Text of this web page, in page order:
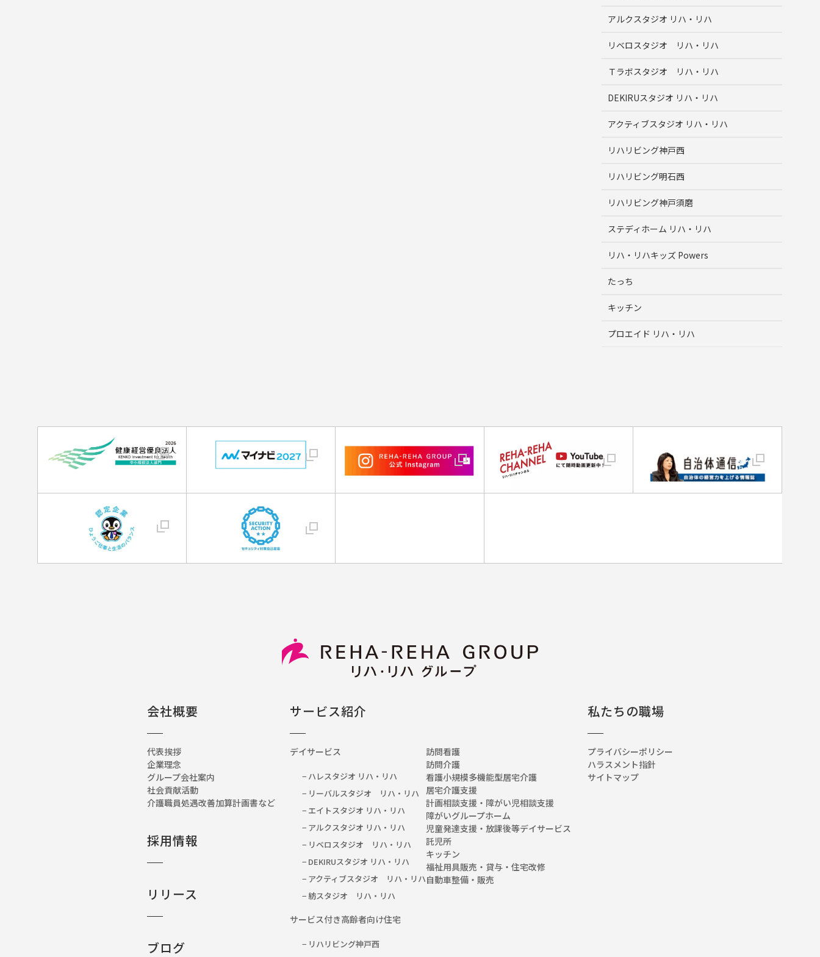
アルクスタジオ リハ・リハ
リベロスタジオ リハ・リハ
Ｔラボスタジオ リハ・リハ
DEKIRUスタジオ リハ・リハ
アクティブスタジオ リハ・リハ
リハリビング神戸西
リハリビング明石西
リハリビング神戸須磨
ステディホーム リハ・リハ
リハ・リハキッズ Powers
たっち
キッチン
プロエイド リハ・リハ
会社概要
代表挨拶
企業理念
グループ会社案内
社会貢献活動
介護職員処遇改善加算計画書など
採用情報
リリース
ブログ
サービス紹介
デイサービス
− ハレスタジオ リハ・リハ
− リーバルスタジオ リハ・リハ
− エイトスタジオ リハ・リハ
− アルクスタジオ リハ・リハ
− リベロスタジオ リハ・リハ
− DEKIRUスタジオ リハ・リハ
− アクティブスタジオ リハ・リハ
− 紡スタジオ リハ・リハ
サービス付き高齢者向け住宅
− リハリビング神戸西
訪問看護
訪問介護
看護小規模多機能型居宅介護
居宅介護支援
計画相談支援・障がい児相談支援
障がいグループホーム
児童発達支援・放課後等デイサービス
託児所
キッチン
福祉用具販売・貸与・住宅改修
自動車整備・販売
私たちの職場
プライバシーポリシー
ハラスメント指針
サイトマップ